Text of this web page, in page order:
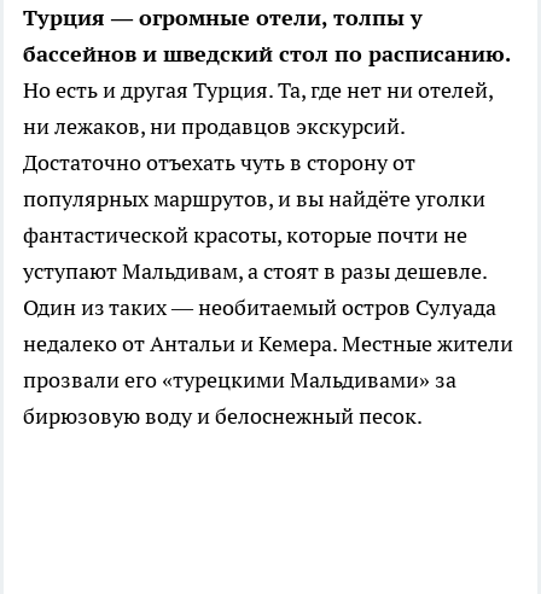
Турция — огромные отели, толпы у
бассейнов и шведский стол по расписанию.
Но есть и другая Турция. Та, где нет ни отелей,
ни лежаков, ни продавцов экскурсий.
Достаточно отъехать чуть в сторону от
популярных маршрутов, и вы найдёте уголки
фантастической красоты, которые почти не
уступают Мальдивам, а стоят в разы дешевле.
Один из таких — необитаемый остров Сулуада
недалеко от Антальи и Кемера. Местные жители
прозвали его «турецкими Мальдивами» за
бирюзовую воду и белоснежный песок.